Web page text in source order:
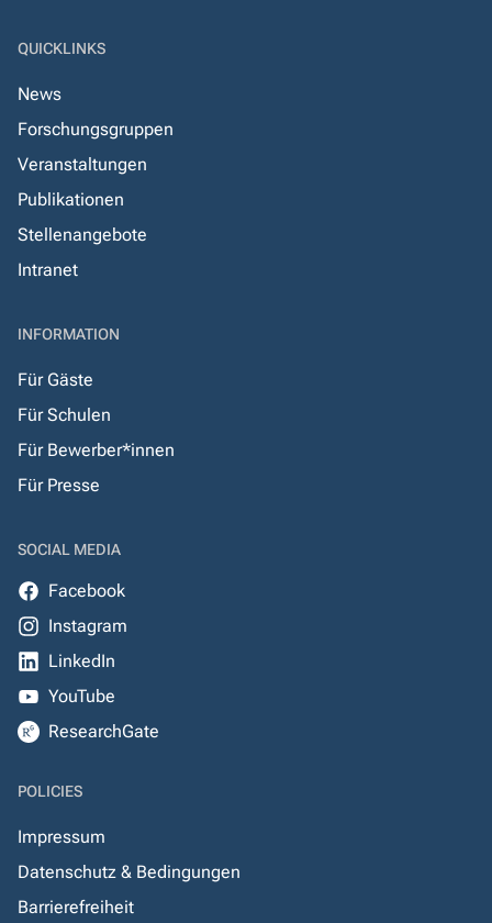
QUICKLINKS
News
Forschungsgruppen
Veranstaltungen
Publikationen
Stellenangebote
Intranet
INFORMATION
Für Gäste
Für Schulen
Für Bewerber*innen
Für Presse
SOCIAL MEDIA
Facebook
Instagram
LinkedIn
YouTube
ResearchGate
POLICIES
Impressum
Datenschutz & Bedingungen
Barrierefreiheit